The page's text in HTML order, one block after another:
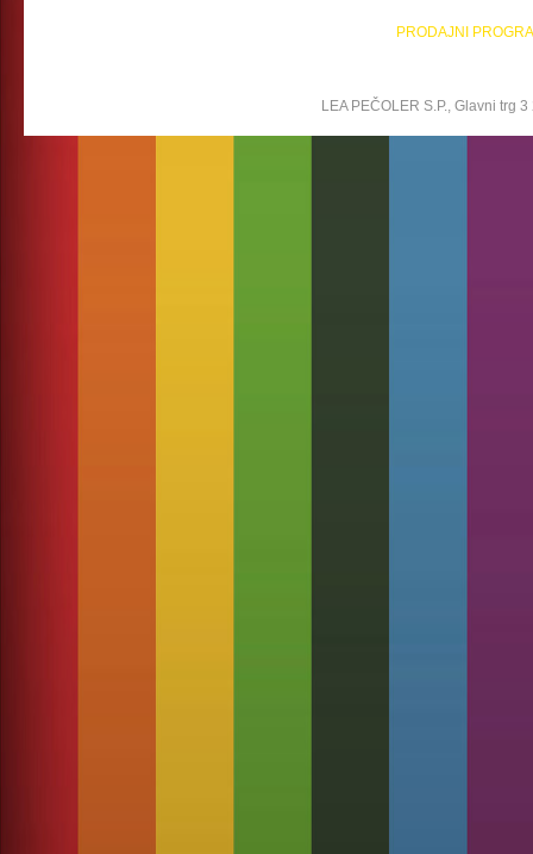
PRODAJNI
LEA PEČOLER S.P., Glavni trg